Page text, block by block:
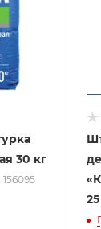
30 кг
156095